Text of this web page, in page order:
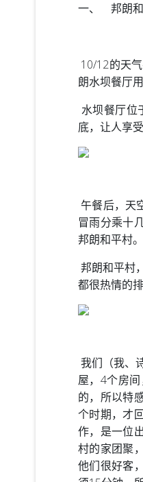
一、 邦朗
10/12的天
朗水坝餐厅
水坝餐厅位
底，让人享受
午餐后，天
冒雨分乘十
邦朗和平村
邦朗和平村
都很热情的
我们（我、
屋，4个房
的，所以特
个时期，才
作，是一位
村的家团聚
他们很好客